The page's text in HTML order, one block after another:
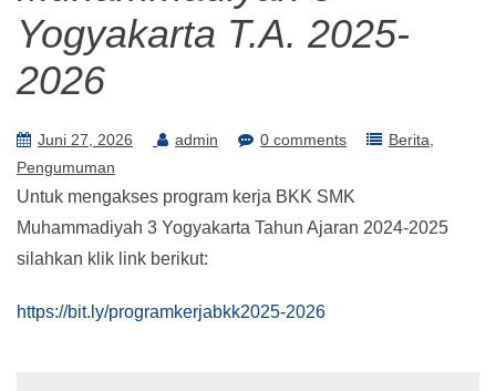
Yogyakarta T.A. 2025-
2026
Juni 27, 2026 admin 0 comments
Berita
Pengumuman
Untuk mengakses program kerja BKK SMK
Muhammadiyah 3 Yogyakarta Tahun Ajaran 2024-2025
silahkan klik link berikut:
https://bit.ly/programkerjabkk2025-2026